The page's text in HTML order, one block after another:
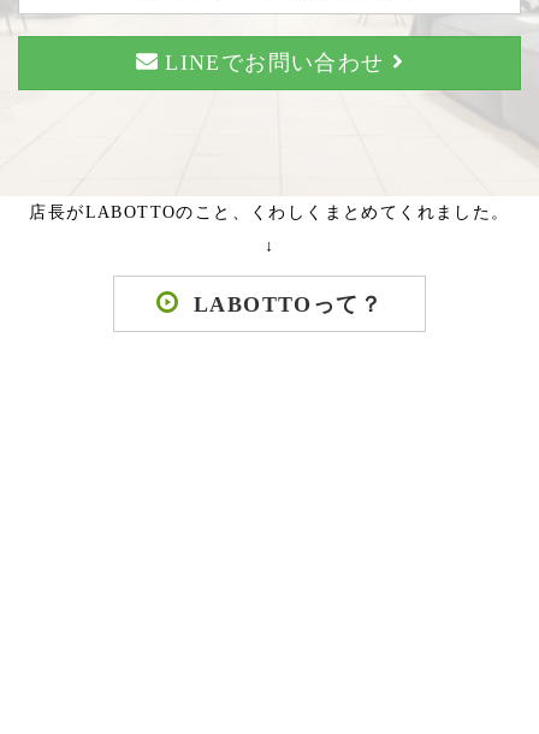
LINEでお問い合わせ
店長がLABOTTOのこと、くわしくまとめてくれました。
↓
LABOTTOって？